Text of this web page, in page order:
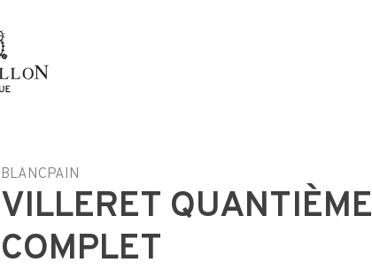
BLANCPAIN
VILLERET QUANTIÈME
COMPLET